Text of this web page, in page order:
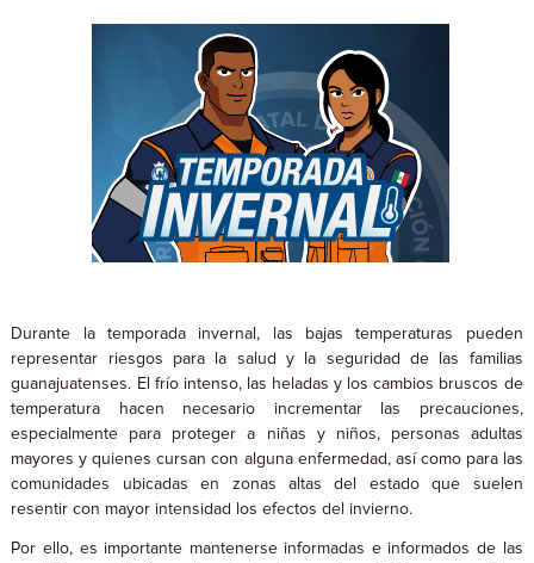
Durante la temporada invernal, las bajas temperaturas pueden
representar riesgos para la salud y la seguridad de las familias
guanajuatenses. El frío intenso, las heladas y los cambios bruscos de
temperatura hacen necesario incrementar las precauciones,
especialmente para proteger a niñas y niños, personas adultas
mayores y quienes cursan con alguna enfermedad, así como para las
comunidades ubicadas en zonas altas del estado que suelen
resentir con mayor intensidad los efectos del invierno.
Por ello, es importante mantenerse informadas e informados de las